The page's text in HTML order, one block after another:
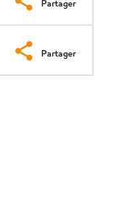
Partager
Partager